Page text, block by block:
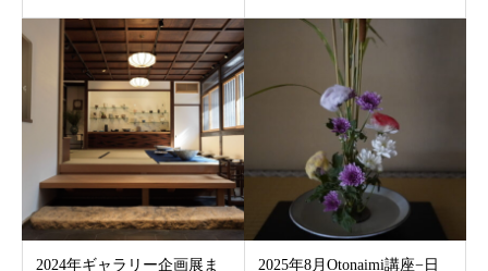
2024年ギャラリー企画展ま
2025年8月Otonaimi講座−日